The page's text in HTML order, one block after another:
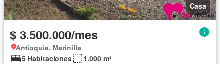
Casa
$ 3.500.000/mes
Antioquia, Marinilla
5 Habitaciones
1.000 m²